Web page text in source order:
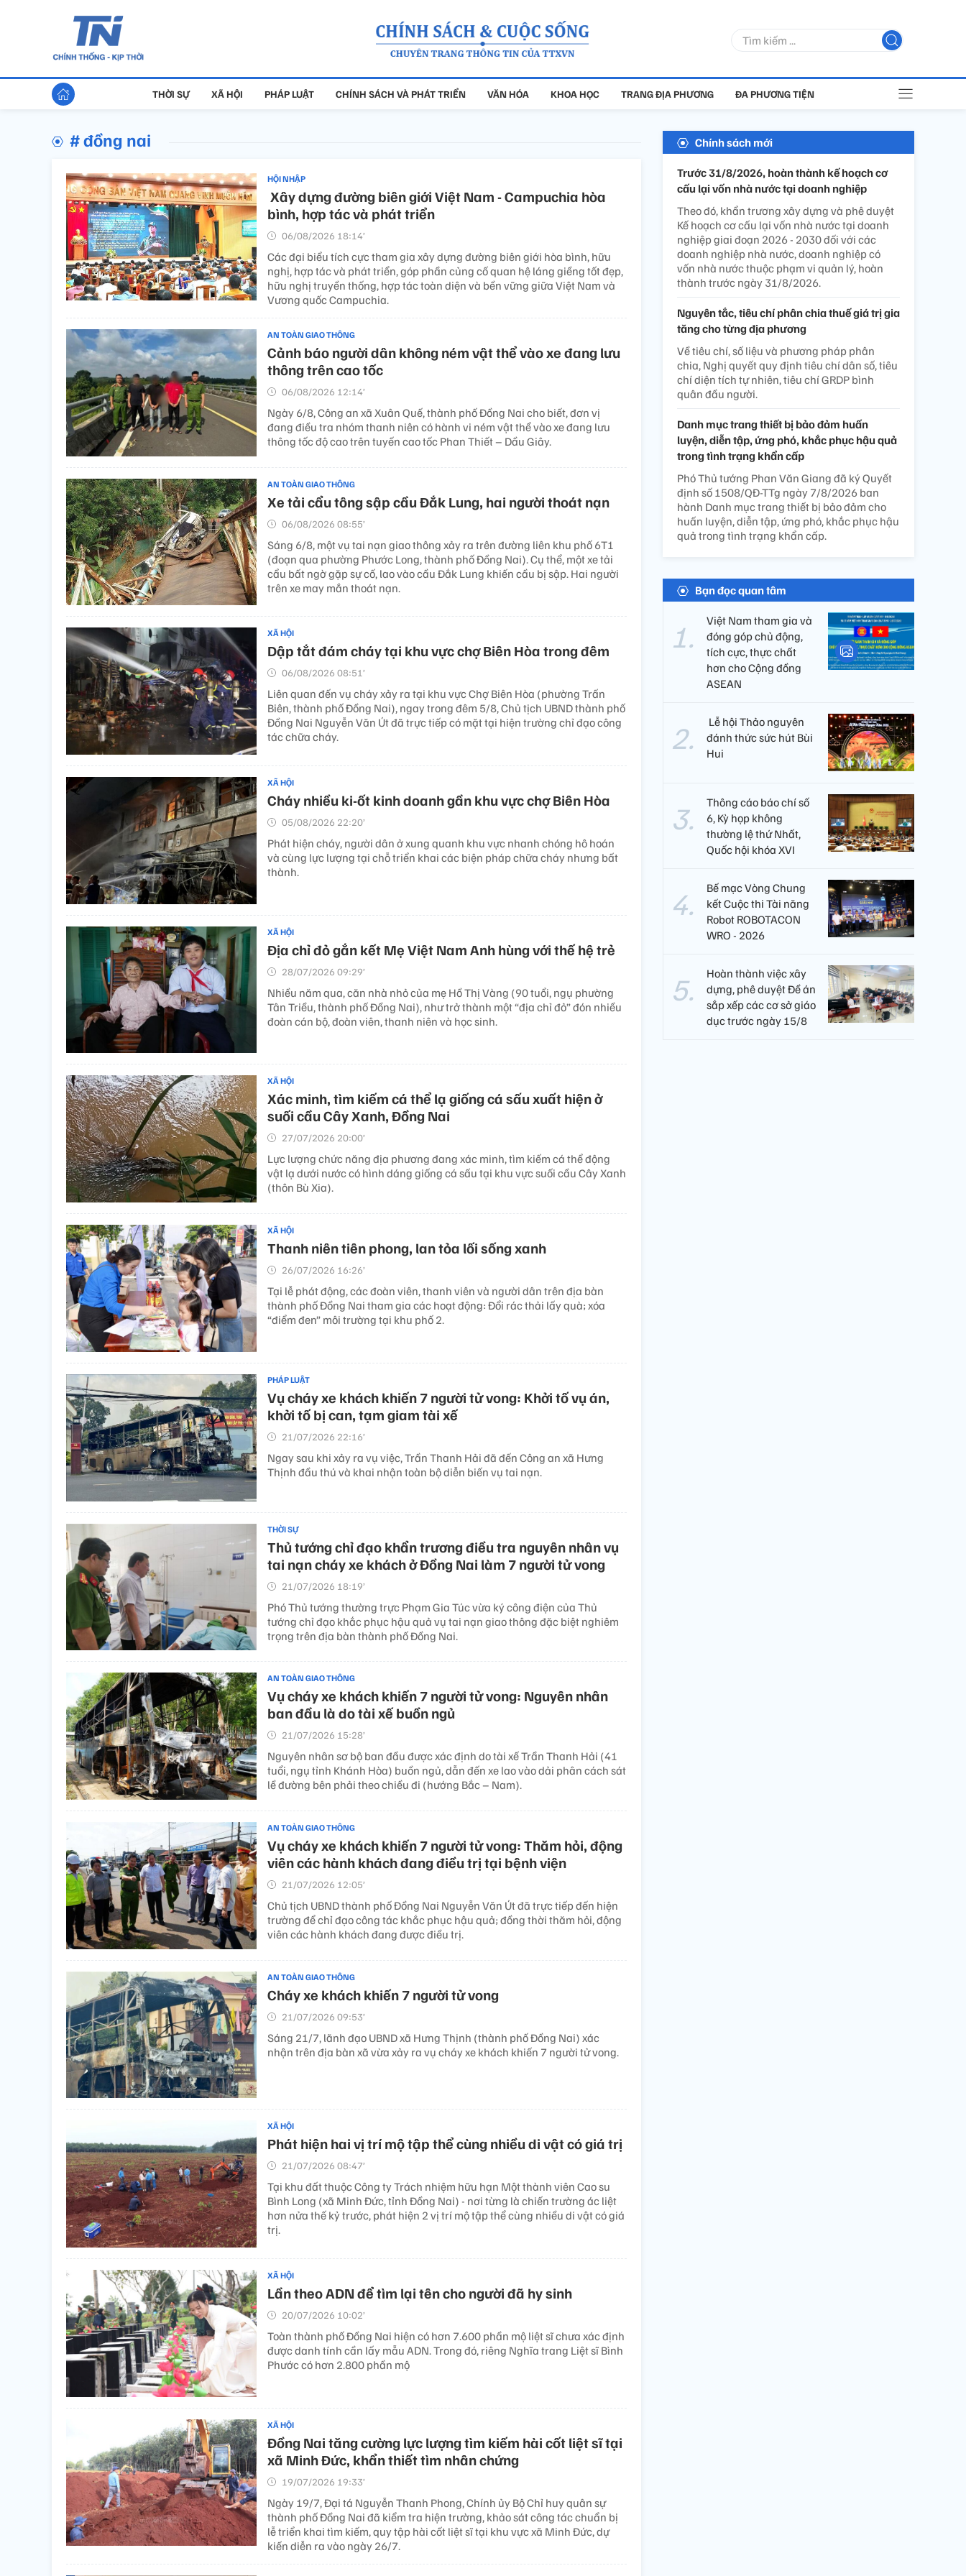
THỜI SỰ XÃ HỘI PHÁP LUẬT CHÍNH SÁCH VÀ PHÁT TRIỂN VĂN HÓA KHOA HỌC TRANG ĐỊA PHƯƠNG ĐA PHƯƠNG TIỆN
# đồng nai
HỘI NHẬP
​ Xây dựng đường biên giới Việt Nam - Campuchia hòa
bình, hợp tác và phát triển
06/08/2026 18:14’
Các đại biểu tích cực tham gia xây dựng đường biên giới hòa bình, hữu
nghị, hợp tác và phát triển, góp phần củng cố quan hệ láng giềng tốt đẹp,
hữu nghị truyền thống, hợp tác toàn diện và bền vững giữa Việt Nam và
Vương quốc Campuchia.
AN TOÀN GIAO THÔNG
Cảnh báo người dân không ném vật thể vào xe đang lưu
thông trên cao tốc
06/08/2026 12:14’
Ngày 6/8, Công an xã Xuân Quế, thành phố Đồng Nai cho biết, đơn vị
đang điều tra nhóm thanh niên có hành vi ném vật thể vào xe đang lưu
thông tốc độ cao trên tuyến cao tốc Phan Thiết – Dầu Giây.
AN TOÀN GIAO THÔNG
Xe tải cẩu tông sập cầu Đắk Lung, hai người thoát nạn
06/08/2026 08:55’
Sáng 6/8, một vụ tai nạn giao thông xảy ra trên đường liên khu phố 6T1
(đoạn qua phường Phước Long, thành phố Đồng Nai). Cụ thể, một xe tải
cẩu bất ngờ gặp sự cố, lao vào cầu Đắk Lung khiến cầu bị sập. Hai người
trên xe may mắn thoát nạn.
XÃ HỘI
Dập tắt đám cháy tại khu vực chợ Biên Hòa trong đêm
06/08/2026 08:51’
Liên quan đến vụ cháy xảy ra tại khu vực Chợ Biên Hòa (phường Trấn
Biên, thành phố Đồng Nai), ngay trong đêm 5/8, Chủ tịch UBND thành phố
Đồng Nai Nguyễn Văn Út đã trực tiếp có mặt tại hiện trường chỉ đạo công
tác chữa cháy.
XÃ HỘI
Cháy nhiều ki-ốt kinh doanh gần khu vực chợ Biên Hòa
05/08/2026 22:20’
Phát hiện cháy, người dân ở xung quanh khu vực nhanh chóng hô hoán
và cùng lực lượng tại chỗ triển khai các biện pháp chữa cháy nhưng bất
thành.
XÃ HỘI
Địa chỉ đỏ gắn kết Mẹ Việt Nam Anh hùng với thế hệ trẻ
28/07/2026 09:29’
Nhiều năm qua, căn nhà nhỏ của mẹ Hồ Thị Vàng (90 tuổi, ngụ phường
Tân Triều, thành phố Đồng Nai), như trở thành một “địa chỉ đỏ” đón nhiều
đoàn cán bộ, đoàn viên, thanh niên và học sinh.
XÃ HỘI
Xác minh, tìm kiếm cá thể lạ giống cá sấu xuất hiện ở
suối cầu Cây Xanh, Đồng Nai
27/07/2026 20:00’
Lực lượng chức năng địa phương đang xác minh, tìm kiếm cá thể động
vật lạ dưới nước có hình dáng giống cá sấu tại khu vực suối cầu Cây Xanh
(thôn Bù Xia).
XÃ HỘI
Thanh niên tiên phong, lan tỏa lối sống xanh
26/07/2026 16:26’
Tại lễ phát động, các đoàn viên, thanh viên và người dân trên địa bàn
thành phố Đồng Nai tham gia các hoạt động: Đổi rác thải lấy quà; xóa
“điểm đen” môi trường tại khu phố 2.
PHÁP LUẬT
Vụ cháy xe khách khiến 7 người tử vong: Khởi tố vụ án,
khởi tố bị can, tạm giam tài xế
21/07/2026 22:16’
Ngay sau khi xảy ra vụ việc, Trần Thanh Hải đã đến Công an xã Hưng
Thịnh đầu thú và khai nhận toàn bộ diễn biến vụ tai nạn.
THỜI SỰ
Thủ tướng chỉ đạo khẩn trương điều tra nguyên nhân vụ
tai nạn cháy xe khách ở Đồng Nai làm 7 người tử vong
21/07/2026 18:19’
Phó Thủ tướng thường trực Phạm Gia Túc vừa ký công điện của Thủ
tướng chỉ đạo khắc phục hậu quả vụ tai nạn giao thông đặc biệt nghiêm
trọng trên địa bàn thành phố Đồng Nai.
AN TOÀN GIAO THÔNG
Vụ cháy xe khách khiến 7 người tử vong: Nguyên nhân
ban đầu là do tài xế buồn ngủ
21/07/2026 15:28’
Nguyên nhân sơ bộ ban đầu được xác định do tài xế Trần Thanh Hải (41
tuổi, ngụ tỉnh Khánh Hòa) buồn ngủ, dẫn đến xe lao vào dải phân cách sát
lề đường bên phải theo chiều đi (hướng Bắc – Nam).
AN TOÀN GIAO THÔNG
Vụ cháy xe khách khiến 7 người tử vong: Thăm hỏi, động
viên các hành khách đang điều trị tại bệnh viện
21/07/2026 12:05’
Chủ tịch UBND thành phố Đồng Nai Nguyễn Văn Út đã trực tiếp đến hiện
trường để chỉ đạo công tác khắc phục hậu quả; đồng thời thăm hỏi, động
viên các hành khách đang được điều trị.
AN TOÀN GIAO THÔNG
Cháy xe khách khiến 7 người tử vong
21/07/2026 09:53’
Sáng 21/7, lãnh đạo UBND xã Hưng Thịnh (thành phố Đồng Nai) xác
nhận trên địa bàn xã vừa xảy ra vụ cháy xe khách khiến 7 người tử vong.
XÃ HỘI
Phát hiện hai vị trí mộ tập thể cùng nhiều di vật có giá trị
21/07/2026 08:47’
Tại khu đất thuộc Công ty Trách nhiệm hữu hạn Một thành viên Cao su
Bình Long (xã Minh Đức, tỉnh Đồng Nai) - nơi từng là chiến trường ác liệt
hơn nửa thế kỷ trước, phát hiện 2 vị trí mộ tập thể cùng nhiều di vật có giá
trị.
XÃ HỘI
Lần theo ADN để tìm lại tên cho người đã hy sinh
20/07/2026 10:02’
Toàn thành phố Đồng Nai hiện có hơn 7.600 phần mộ liệt sĩ chưa xác định
được danh tính cần lấy mẫu ADN. Trong đó, riêng Nghĩa trang Liệt sĩ Bình
Phước có hơn 2.800 phần mộ
XÃ HỘI
Đồng Nai tăng cường lực lượng tìm kiếm hài cốt liệt sĩ tại
xã Minh Đức, khẩn thiết tìm nhân chứng
19/07/2026 19:33’
Ngày 19/7, Đại tá Nguyễn Thanh Phong, Chính ủy Bộ Chỉ huy quân sự
thành phố Đồng Nai đã kiểm tra hiện trường, khảo sát công tác chuẩn bị
lễ triển khai tìm kiếm, quy tập hài cốt liệt sĩ tại khu vực xã Minh Đức, dự
kiến diễn ra vào ngày 26/7.
Chính sách mới
Trước 31/8/2026, hoàn thành kế hoạch cơ
cấu lại vốn nhà nước tại doanh nghiệp
Theo đó, khẩn trương xây dựng và phê duyệt
Kế hoạch cơ cấu lại vốn nhà nước tại doanh
nghiệp giai đoạn 2026 - 2030 đối với các
doanh nghiệp nhà nước, doanh nghiệp có
vốn nhà nước thuộc phạm vi quản lý, hoàn
thành trước ngày 31/8/2026.
Nguyên tắc, tiêu chí phân chia thuế giá trị gia
tăng cho từng địa phương
Về tiêu chí, số liệu và phương pháp phân
chia, Nghị quyết quy định tiêu chí dân số, tiêu
chí diện tích tự nhiên, tiêu chí GRDP bình
quân đầu người.
Danh mục trang thiết bị bảo đảm huấn
luyện, diễn tập, ứng phó, khắc phục hậu quả
trong tình trạng khẩn cấp
Phó Thủ tướng Phan Văn Giang đã ký Quyết
định số 1508/QĐ-TTg ngày 7/8/2026 ban
hành Danh mục trang thiết bị bảo đảm cho
huấn luyện, diễn tập, ứng phó, khắc phục hậu
quả trong tình trạng khẩn cấp.
Bạn đọc quan tâm
Việt Nam tham gia và
đóng góp chủ động,
tích cực, thực chất
hơn cho Cộng đồng
ASEAN
​ Lễ hội Thảo nguyên
đánh thức sức hút Bùi
Hui
Thông cáo báo chí số
6, Kỳ họp không
thường lệ thứ Nhất,
Quốc hội khóa XVI
Bế mạc Vòng Chung
kết Cuộc thi Tài năng
Robot ROBOTACON
WRO - 2026
Hoàn thành việc xây
dựng, phê duyệt Đề án
sắp xếp các cơ sở giáo
dục trước ngày 15/8